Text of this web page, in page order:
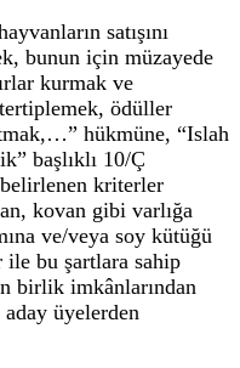
satışını
bunun için müzayede
kurmak ve
ödüller
hükmüne, “Islah
başlıklı 10/Ç
kriterler
kovan gibi varlığa
ve/veya soy kütüğü
ile bu şartlara sahip
birlik imkânlarından
aday üyelerden